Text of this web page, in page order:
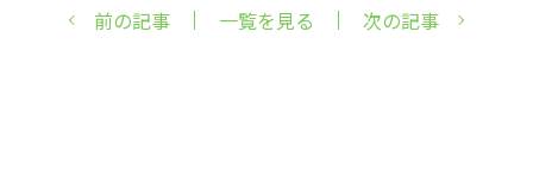
前の記事 一覧を見る 次の記事